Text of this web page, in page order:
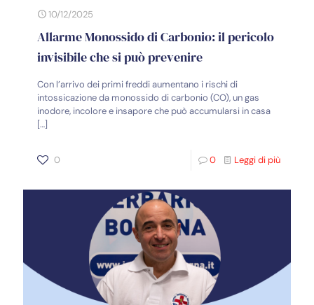
10/12/2025
Allarme Monossido di Carbonio: il pericolo
invisibile che si può prevenire
Con l’arrivo dei primi freddi aumentano i rischi di
intossicazione da monossido di carbonio (CO), un gas
inodore, incolore e insapore che può accumularsi in casa
[…]
0 0 Leggi di più